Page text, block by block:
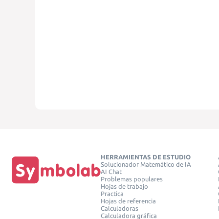
HERRAMIENTAS DE ESTUDIO
Solucionador Matemático de IA
AI Chat
Problemas populares
Hojas de trabajo
Practica
Hojas de referencia
Calculadoras
Calculadora gráfica